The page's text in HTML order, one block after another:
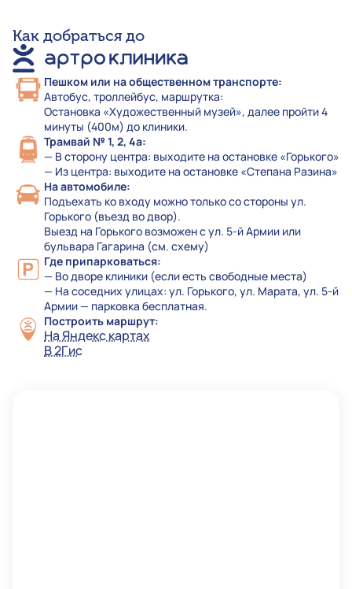
Как добраться до
Пешком или на общественном транспорте:
Автобус, троллейбус, маршрутка:
Остановка «Художественный музей», далее пройти 4
минуты (400м) до клиники.
Трамвай № 1, 2, 4а:
— В сторону центра: выходите на остановке «Горького»
— Из центра: выходите на остановке «Степана Разина»
На автомобиле:
Подъехать ко входу можно только со стороны ул.
Горького (въезд во двор).
Выезд на Горького возможен с ул. 5-й Армии или
бульвара Гагарина (см. схему)
Где припарковаться:
— Во дворе клиники (если есть свободные места)
— На соседних улицах: ул. Горького, ул. Марата, ул. 5-й
Армии — парковка бесплатная.
Построить маршрут:
На Яндекс картах
В 2Гис